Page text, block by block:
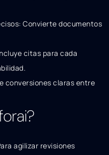
Convierte documentos
citas para cada
conversiones claras entre
agilizar revisiones